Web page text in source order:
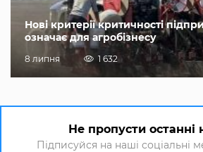
Нові критерії критичності
означає для агробізнесу
8 липня 1 632
Не пропусти останні
Підписуйся на наші соціальні